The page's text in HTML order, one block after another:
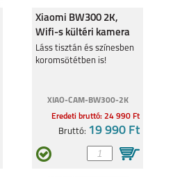
Xiaomi BW300 2K,
Wifi-s kültéri kamera
(BHR8303GL)
Láss tisztán és színesben
koromsötétben is!
XIAO-CAM-BW300-2K
Eredeti bruttó: 24 990 Ft
Bruttó: 19 990 Ft